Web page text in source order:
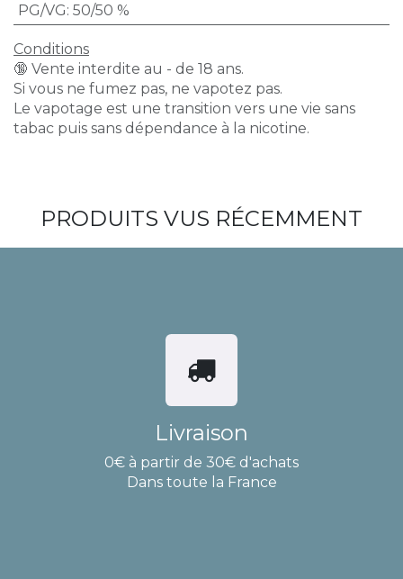
PG/VG: 50/50 %
Conditions
🔞 Vente interdite au - de 18 ans.
Si vous ne fumez pas, ne vapotez pas.
Le vapotage est une transition vers une vie sans
tabac puis sans dépendance à la nicotine.
PRODUITS VUS RÉCEMMENT
Livraison
0€ à partir de 30€ d'achats
Dans toute la France